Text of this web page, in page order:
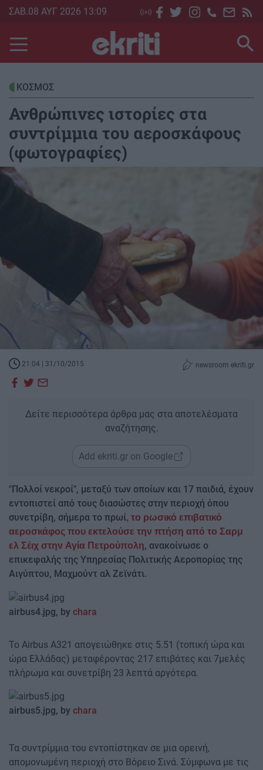
Skip
main
content
ΣΑΒ.08 ΑΥΓ 2026 13:09
ΚΟΣΜΟΣ
Ανθρώπινες ιστορίες στα
συντρίμμια του αεροσκάφους
(φωτογραφίες)
21:04 | 31/10/2015 newsroom ekriti.gr
Δείτε περισσότερα άρθρα μας στα αποτελέσματα
αναζήτησης.
Add ekriti.gr on Google
"Πολλοί νεκροί", μεταξύ των οποίων και 17 παιδιά, έχουν
εντοπιστεί από τους διασώστες στην περιοχή όπου
συνετρίβη, σήμερα το πρωί, το ρωσικό επιβατικό
αεροσκάφος που εκτελούσε την πτήση από το Σαρμ
ελ Σέιχ στην Αγία Πετρούπολη, ανακοίνωσε ο
επικεφαλής της Υπηρεσίας Πολιτικής Αεροπορίας της
Αιγύπτου, Μαχμούντ αλ Ζεϊνάτι.
airbus4.jpg, by chara
Το Airbus A321 απογειώθηκε στις 5.51 (τοπική ώρα και
ώρα Ελλάδας) μεταφέροντας 217 επιβάτες και 7μελές
πλήρωμα και συνετρίβη 23 λεπτά αργότερα.
airbus5.jpg, by chara
Τα συντρίμμια του εντοπίστηκαν σε μια ορεινή,
απομονωμένη περιοχή στο Βόρειο Σινά. Σύμφωνα με τις